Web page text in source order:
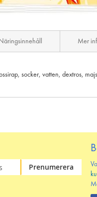
socker, vatten, dextros,
Näringsinnehåll Mer
Prenumerera